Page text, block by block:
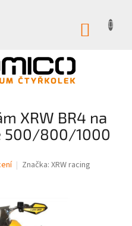
XRW BR4 na
500/800/1000
Značka: XRW racing